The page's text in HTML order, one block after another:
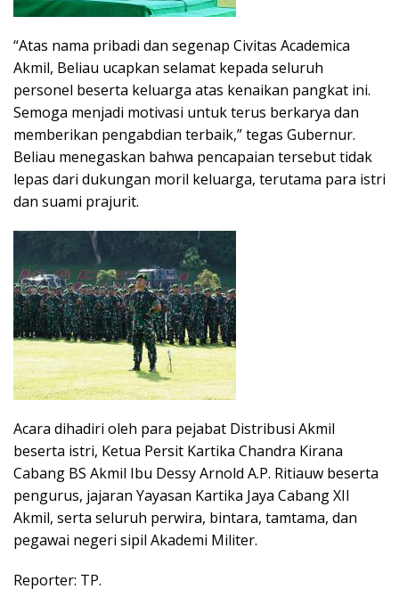
“Atas nama pribadi dan segenap Civitas Academica
Akmil, Beliau ucapkan selamat kepada seluruh
personel beserta keluarga atas kenaikan pangkat ini.
Semoga menjadi motivasi untuk terus berkarya dan
memberikan pengabdian terbaik,” tegas Gubernur.
Beliau menegaskan bahwa pencapaian tersebut tidak
lepas dari dukungan moril keluarga, terutama para istri
dan suami prajurit.
Acara dihadiri oleh para pejabat Distribusi Akmil
beserta istri, Ketua Persit Kartika Chandra Kirana
Cabang BS Akmil Ibu Dessy Arnold A.P. Ritiauw beserta
pengurus, jajaran Yayasan Kartika Jaya Cabang XII
Akmil, serta seluruh perwira, bintara, tamtama, dan
pegawai negeri sipil Akademi Militer.
Reporter: TP.